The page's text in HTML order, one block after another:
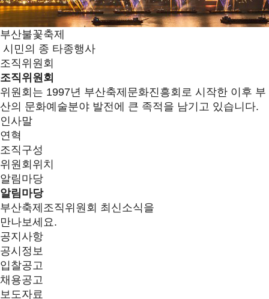
부산불꽃축제
시민의 종 타종행사
조직위원회
조직위원회
위원회는 1997년 부산축제문화진흥회로 시작한 이후 부
산의 문화예술분야 발전에 큰 족적을 남기고 있습니다.
인사말
연혁
조직구성
위원회위치
알림마당
알림마당
부산축제조직위원회 최신소식을
만나보세요.
공지사항
공시정보
입찰공고
채용공고
보도자료